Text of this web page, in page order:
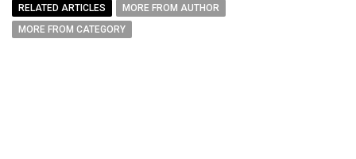
RELATED ARTICLES
MORE FROM AUTHOR
MORE FROM CATEGORY